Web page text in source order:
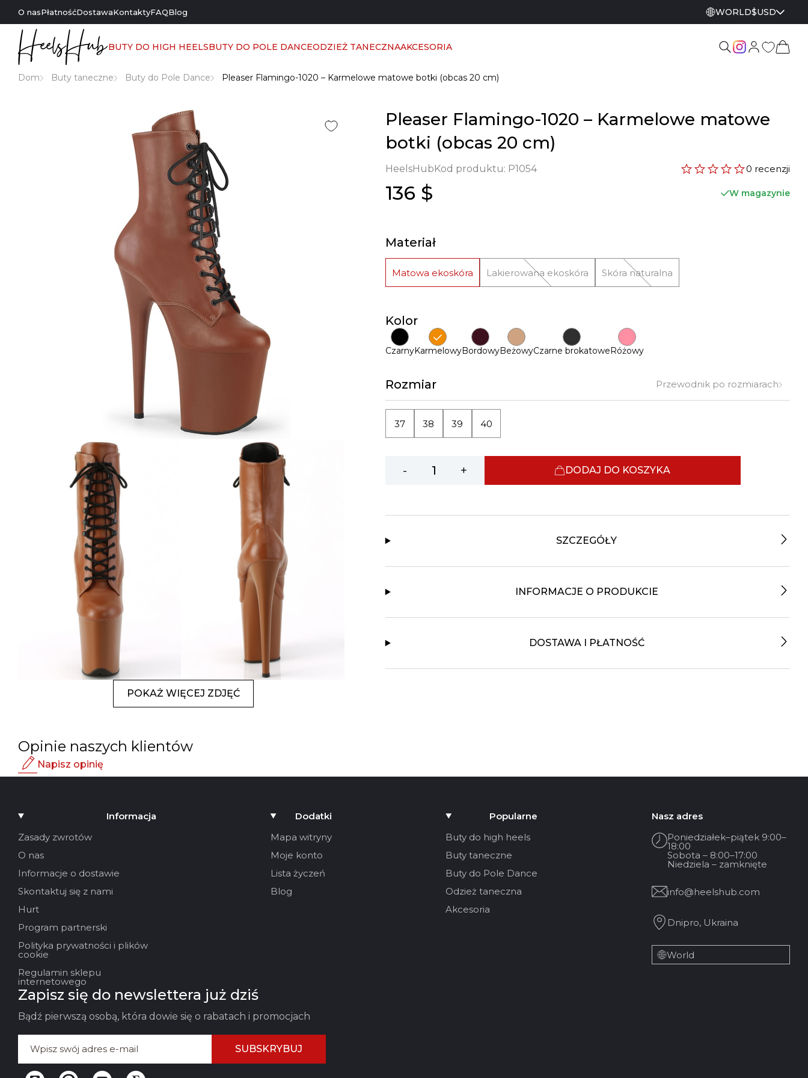
O nasPłatnośćDostawaKontaktyFAQBlog WORLD$USD
BUTY DO HIGH HEELSBUTY DO POLE DANCEODZIEŻ TANECZNAAKCESORIA
Dom Buty taneczne Buty do Pole Dance Pleaser Flamingo-1020 – Karmelowe matowe botki (obcas 20 cm)
POKAŻ WIĘCEJ ZDJĘĆ
Pleaser Flamingo-1020 – Karmelowe matowe
botki (obcas 20 cm)
HeelsHubKod produktu: P1054 0 recenzji
136 $ W magazynie
Materiał
Matowa ekoskóra Lakierowana ekoskóra Skóra naturalna
Kolor
CzarnyKarmelowyBordowyBeżowyCzarne brokatoweRóżowy
Rozmiar Przewodnik po rozmiarach
37 38 39 40
- + DODAJ DO KOSZYKA
SZCZEGÓŁY
INFORMACJE O PRODUKCIE
DOSTAWA I PŁATNOŚĆ
Opinie naszych klientów
Napisz opinię
Twoje imię
Twój e-mail
Tytuł recenzji
Twoja opinia:
WYSTAW OPINIĘ ANULUJ RECENZJĘ
Informacja
Zasady zwrotów
O nas
Informacje o dostawie
Skontaktuj się z nami
Hurt
Program partnerski
Polityka prywatności i plików
cookie
Regulamin sklepu
internetowego
Dodatki
Mapa witryny
Moje konto
Lista życzeń
Blog
Popularne
Buty do high heels
Buty taneczne
Buty do Pole Dance
Odzież taneczna
Akcesoria
Nasz adres
Poniedziałek–piątek 9:00–
18:00
Sobota – 8:00–17:00
Niedziela – zamknięte
info@heelshub.com
Dnipro, Ukraina
World
Zapisz się do newslettera już dziś
Bądź pierwszą osobą, która dowie się o rabatach i promocjach
SUBSKRYBUJ